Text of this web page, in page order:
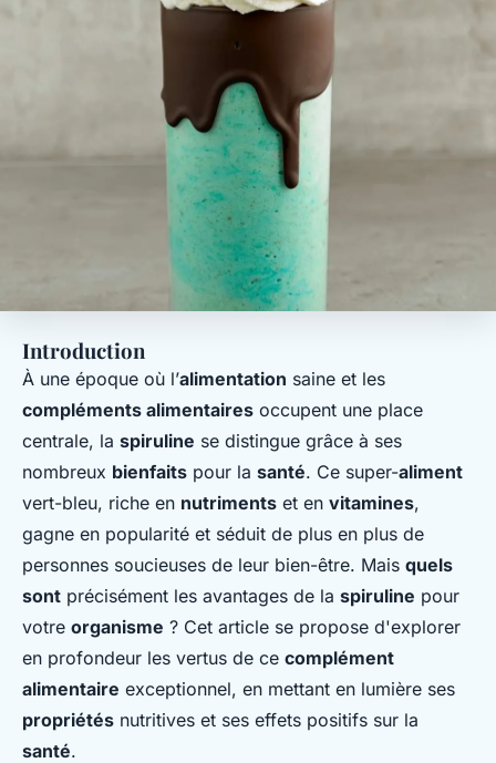
Introduction
À une époque où l’alimentation saine et les
compléments alimentaires occupent une place
centrale, la spiruline se distingue grâce à ses
nombreux bienfaits pour la santé. Ce super-aliment
vert-bleu, riche en nutriments et en vitamines,
gagne en popularité et séduit de plus en plus de
personnes soucieuses de leur bien-être. Mais quels
sont précisément les avantages de la spiruline pour
votre organisme ? Cet article se propose d'explorer
en profondeur les vertus de ce complément
alimentaire exceptionnel, en mettant en lumière ses
propriétés nutritives et ses effets positifs sur la
santé.